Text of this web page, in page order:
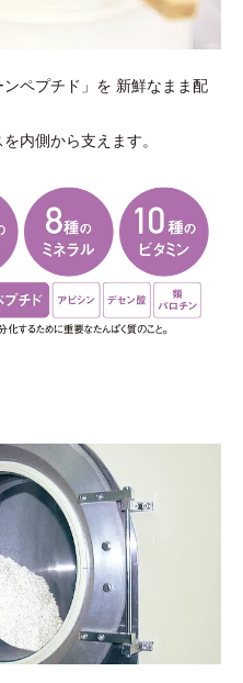
ペプチド」を 新鮮なまま配
内側から支えます。